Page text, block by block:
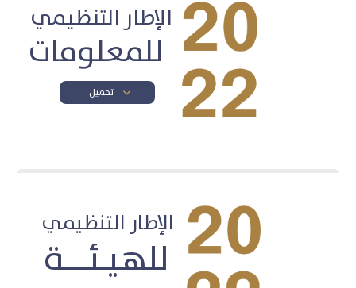
الإطار التنظيمي
للمعلومات
تحميل
الإطار التنظيمي
للهيـئـــة